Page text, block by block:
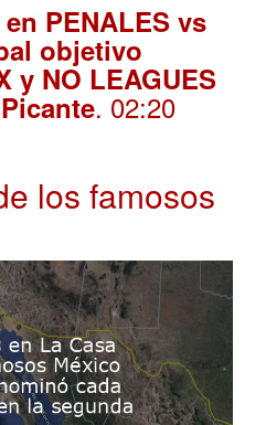
en PENALES vs
objetivo
y NO LEAGUES
. 02:20
los famosos